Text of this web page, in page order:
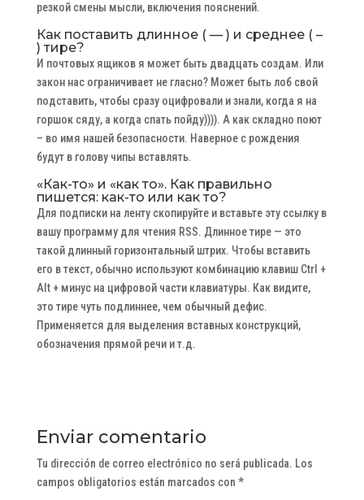
резкой смены мысли, включения пояснений.
Как поставить длинное ( — ) и среднее ( –
) тире?
И почтовых ящиков я может быть двадцать создам. Или
закон нас ограничивает не гласно? Может быть лоб свой
подставить, чтобы сразу оцифровали и знали, когда я на
горшок сяду, а когда спать пойду)))). А как складно поют
– во имя нашей безопасности. Наверное с рождения
будут в голову чипы вставлять.
«Как-то» и «как то». Как правильно
пишется: как-то или как то?
Для подписки на ленту скопируйте и вставьте эту ссылку в
вашу программу для чтения RSS. Длинное тире — это
такой длинный горизонтальный штрих. Чтобы вставить
его в текст, обычно используют комбинацию клавиш Ctrl +
Alt + минус на цифровой части клавиатуры. Как видите,
это тире чуть подлиннее, чем обычный дефис.
Применяется для выделения вставных конструкций,
обозначения прямой речи и т.д.
Enviar comentario
Tu dirección de correo electrónico no será publicada. Los
campos obligatorios están marcados con *